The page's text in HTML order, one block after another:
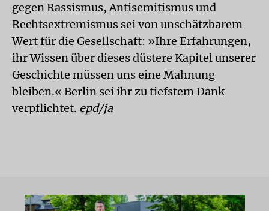
gegen Rassismus, Antisemitismus und
Rechtsextremismus sei von unschätzbarem
Wert für die Gesellschaft: »Ihre Erfahrungen,
ihr Wissen über dieses düstere Kapitel unserer
Geschichte müssen uns eine Mahnung
bleiben.« Berlin sei ihr zu tiefstem Dank
verpflichtet. epd/ja